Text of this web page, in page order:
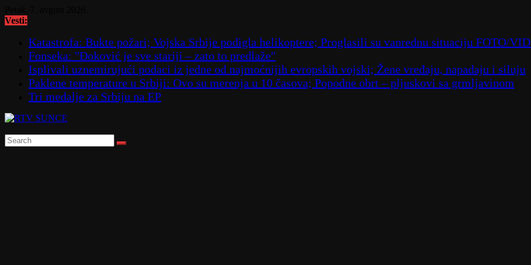
to
Vesti:
Katastrofa: Bukte požari; Vojska Srbije podigla helikoptere; Proglasili su vanrednu situaciju FOTO/
Fonseka: "Đoković je sve stariji – zato to predlaže"
Isplivali uznemirujući podaci iz jedne od najmoćnijih evropskih vojski; Žene vređaju, napadaju i siluju
Paklene temperature u Srbiji: Ovo su merenja u 10 časova; Popodne obrt – pljuskovi sa grmljavinom
Tri medalje za Srbiju na EP